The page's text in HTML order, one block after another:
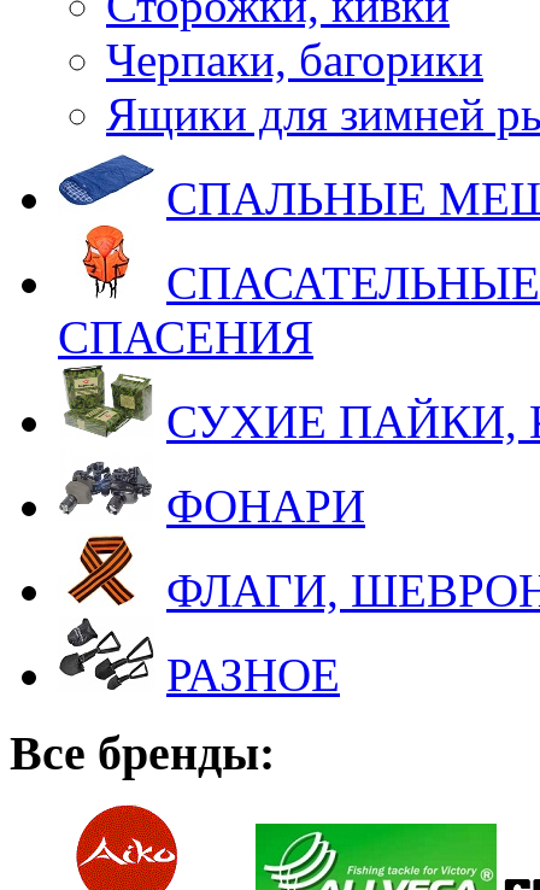
Черпаки, багорики
Ящики для зимней
СПАЛЬНЫЕ
СПАСЕНИЯ
СУХИЕ ПАЙКИ,
ФОНАРИ
ФЛАГИ,
РАЗНОЕ
Все бренды: